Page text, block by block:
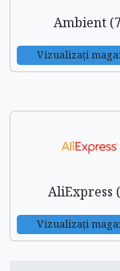
Ambient
Vizualizați
AliExpress
Vizualizați